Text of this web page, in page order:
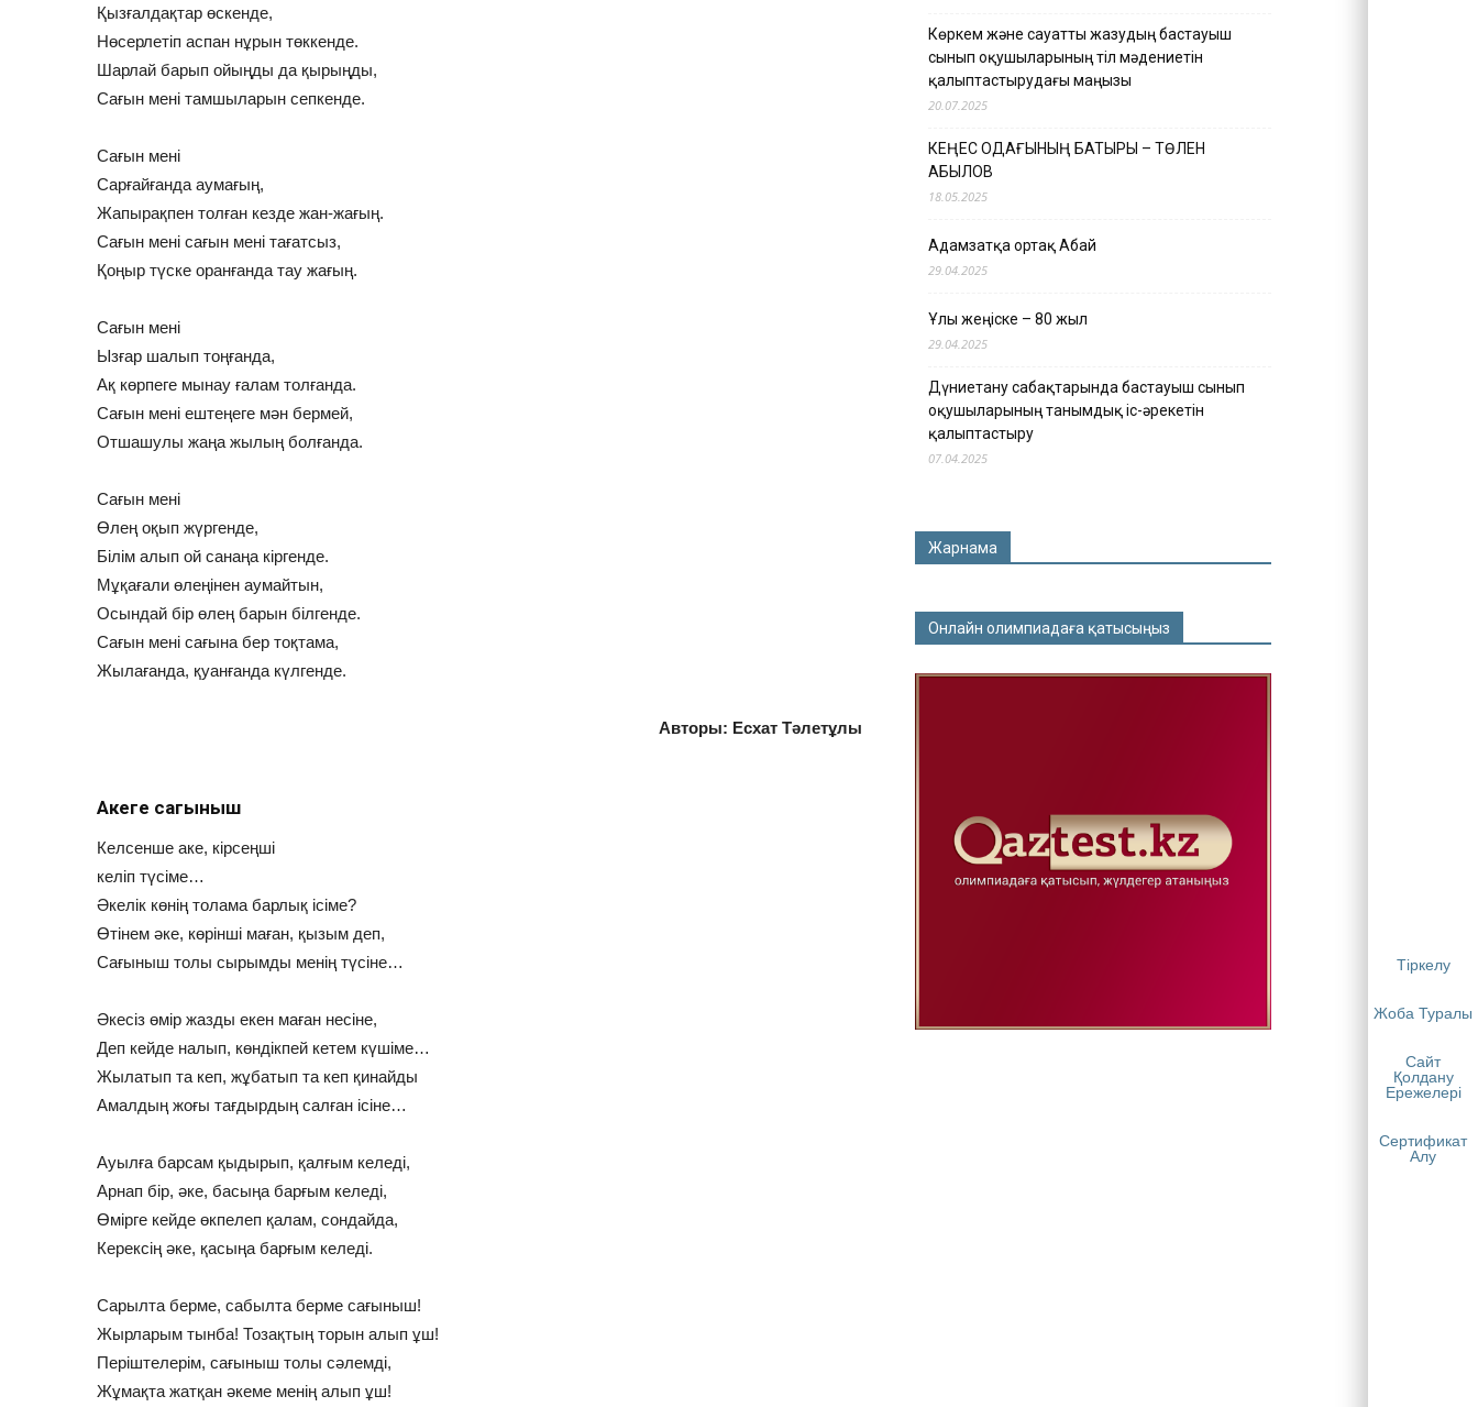
Тіркелу
Жоба Туралы
Сайт
Қолдану
Ережелері
Сертификат
Алу
Қызғалдақтар өскенде,
Нөсерлетіп аспан нұрын төккенде.
Шарлай барып ойыңды да қырыңды,
Сағын мені тамшыларын сепкенде.
Сағын мені
Сарғайғанда аумағың,
Жапырақпен толған кезде жан-жағың.
Сағын мені сағын мені тағатсыз,
Қоңыр түске оранғанда тау жағың.
Сағын мені
Ызғар шалып тоңғанда,
Ақ көрпеге мынау ғалам толғанда.
Сағын мені ештеңеге мән бермей,
Отшашулы жаңа жылың болғанда.
Сағын мені
Өлең оқып жүргенде,
Білім алып ой санаңа кіргенде.
Мұқағали өлеңінен аумайтын,
Осындай бір өлең барын білгенде.
Сағын мені сағына бер тоқтама,
Жылағанда, қуанғанда күлгенде.
Авторы: Есхат Тәлетұлы
Акеге сагыныш
Келсенше аке, кірсеңші
келіп түсіме…
Әкелік көнің толама барлық ісіме?
Өтінем әке, көрінші маған, қызым деп,
Сағыныш толы сырымды менің түсіне…
Әкесіз өмір жазды екен маған несіне,
Деп кейде налып, көндікпей кетем күшіме…
Жылатып та кеп, жұбатып та кеп қинайды
Амалдың жоғы тағдырдың салған ісіне…
Ауылға барсам қыдырып, қалғым келеді,
Арнап бір, әке, басыңа барғым келеді,
Өмірге кейде өкпелеп қалам, сондайда,
Керексің әке, қасыңа барғым келеді.
Сарылта берме, сабылта берме сағыныш!
Жырларым тынба! Тозақтың торын алып ұш!
Періштелерім, сағыныш толы сәлемді,
Жұмақта жатқан әкеме менің алып ұш!
Көркем және сауатты жазудың бастауыш
сынып оқушыларының тіл мәдениетін
қалыптастырудағы маңызы
20.07.2025
КЕҢЕС ОДАҒЫНЫҢ БАТЫРЫ – ТӨЛЕН
ҚАБЫЛОВ
18.05.2025
Адамзатқа ортақ Абай
29.04.2025
Ұлы жеңіске – 80 жыл
29.04.2025
Дүниетану сабақтарында бастауыш сынып
оқушыларының танымдық іс-әрекетін
қалыптастыру
07.04.2025
Жарнама
Онлайн олимпиадаға қатысыңыз